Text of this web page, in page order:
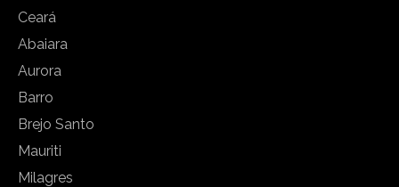
Ceará
Abaiara
Aurora
Barro
Brejo Santo
Mauriti
Milagres